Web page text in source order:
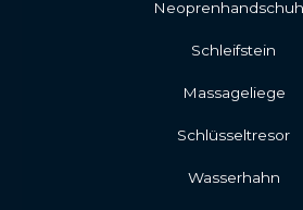
Schleifstein
Massageliege
Schlüsseltresor
Wasserhahn